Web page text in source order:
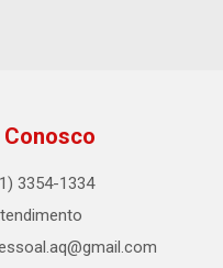
Conosco
3354-1334